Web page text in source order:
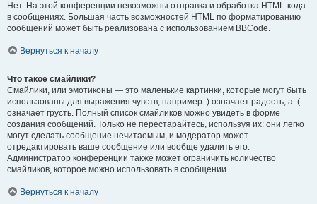
Нет. На этой конференции невозможны отправка и обработка HTML-кода
в сообщениях. Большая часть возможностей HTML по форматированию
сообщений может быть реализована с использованием BBCode.
Вернуться к началу
Что такое смайлики?
Смайлики, или эмотиконы — это маленькие картинки, которые могут быть
использованы для выражения чувств, например :) означает радость, а :(
означает грусть. Полный список смайликов можно увидеть в форме
создания сообщений. Только не перестарайтесь, используя их: они легко
могут сделать сообщение нечитаемым, и модератор может
отредактировать ваше сообщение или вообще удалить его.
Администратор конференции также может ограничить количество
смайликов, которое можно использовать в сообщении.
Вернуться к началу